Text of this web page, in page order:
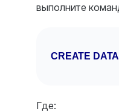
выполните
CREATE
Где: